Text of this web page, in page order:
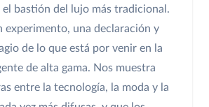
bastión del lujo más tradicional.
experimento, una declaración y
de lo que está por venir en la
de alta gama. Nos muestra
entre la tecnología, la moda y la